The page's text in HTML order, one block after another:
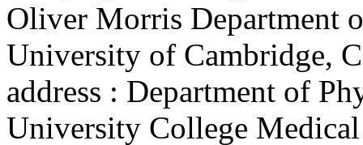
Oliver Morris Department
University of Cambridge,
address : Department of
University College